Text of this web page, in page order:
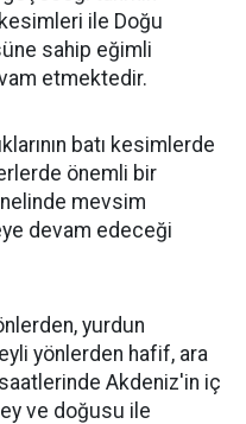
ile Doğu
sahip eğimli
etmektedir.
batı kesimlerde
önemli bir
mevsim
devam edeceği
yurdun
yönlerden hafif, ara
Akdeniz'in iç
ve doğusu ile